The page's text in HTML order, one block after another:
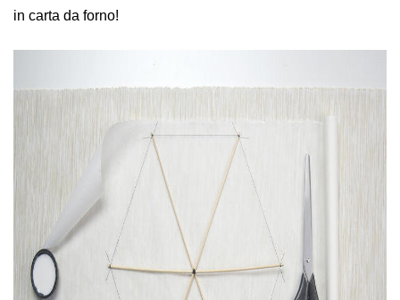
in carta da forno!